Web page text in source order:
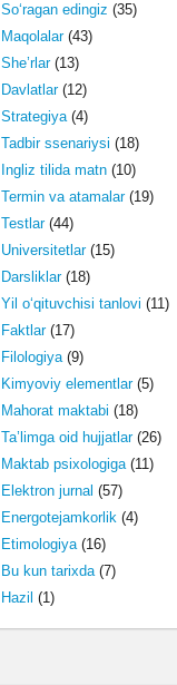
So‘ragan edingiz (35)
Maqolalar(43)
She’rlar(13)
Davlatlar(12)
Strategiya(4)
Tadbir ssenariysi (18)
Ingliz tilida matn(10)
Termin va atamalar(19)
Testlar(44)
Universitetlar(15)
Darsliklar(18)
Yil o‘qituvchisi tanlovi (11)
Faktlar(17)
Filologiya(9)
Kimyoviy elementlar(5)
Mahorat maktabi (18)
Ta’limga oid hujjatlar(26)
Maktab psixologiga(11)
Elektron jurnal (57)
Energotejamkorlik(4)
Etimologiya(16)
Bu kun tarixda(7)
Hazil (1)